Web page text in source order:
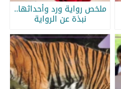
ملخص رواية ورد وأحداثها..
نبذة عن الرواية